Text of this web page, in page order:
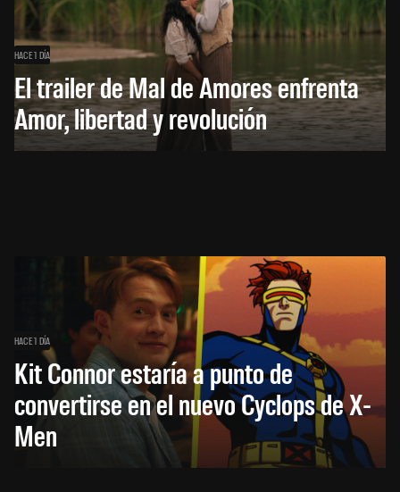
HACE 1 DÍA
El trailer de Mal de Amores enfrenta
Amor, libertad y revolución
HACE 1 DÍA
Kit Connor estaría a punto de
convertirse en el nuevo Cyclops de X-
Men